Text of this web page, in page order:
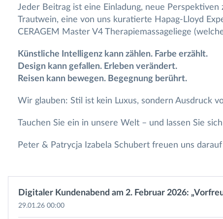
Jeder Beitrag ist eine Einladung, neue
Trautwein, eine von uns kuratierte Hapag-Lloyd
CERAGEM Master V4 Therapiemassageliege
Künstliche Intelligenz kann zählen. Farbe erzählt.
Design kann gefallen. Erleben verändert.
Reisen kann bewegen. Begegnung berührt.
Wir glauben: Stil ist kein Luxus, sondern Ausdruck
Tauchen Sie ein in unsere Welt – und lassen Sie
Peter & Patrycja Izabela Schubert freuen uns
Digitaler Kundenabend am 2. Februar 2026:
29.01.26 00:00